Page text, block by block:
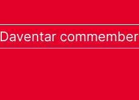
Daventar commember